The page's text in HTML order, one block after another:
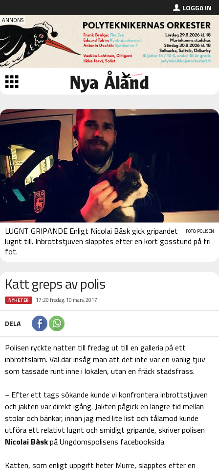
LOGGA IN
FOTO: POLISEN
LUGNT GRIPANDE Enligt Nicolai Båsk gick gripandet
lugnt till. Inbrottstjuven släpptes efter en kort gosstund på fri
fot.
Katt greps av polis
NYHETER 17:20 fredag, 10 mars, 2017
DELA
Polisen ryckte natten till fredag ut till en galleria på ett
inbrottslarm. Väl där insåg man att det inte var en vanlig tjuv
som tassade runt inne i lokalen, utan en fräck stadsfrass.
– Efter ett tags sökande kunde vi konfrontera inbrottstjuven
och jakten var direkt igång. Jakten pågick en längre tid mellan
stolar och bänkar, innan jag med lite list och tålamod kunde
utföra ett relativt lugnt och smidigt gripande, skriver polisen
Nicolai Båskpå Ungdomspolisens facebooksida.
Katten, som enligt uppgift heter Murre, släpptes efter en